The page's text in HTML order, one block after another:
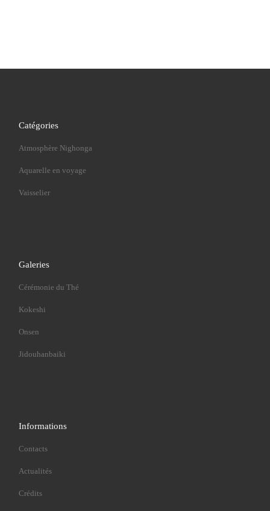
Catégories
Atmosphère Nighonga
Aquarelle en voyage
Vaisselier
Galeries
Cérémonie du Thé
Kokeshi
Onsen
Jidouhanbaiki
Informations
Contacts
Actualités
Crédits